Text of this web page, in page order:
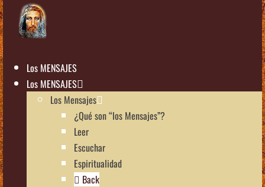
Los MENSAJES
Los MENSAJES
Los Mensajes
¿Qué son “los Mensajes”?
Leer
Escuchar
Espiritualidad
Back